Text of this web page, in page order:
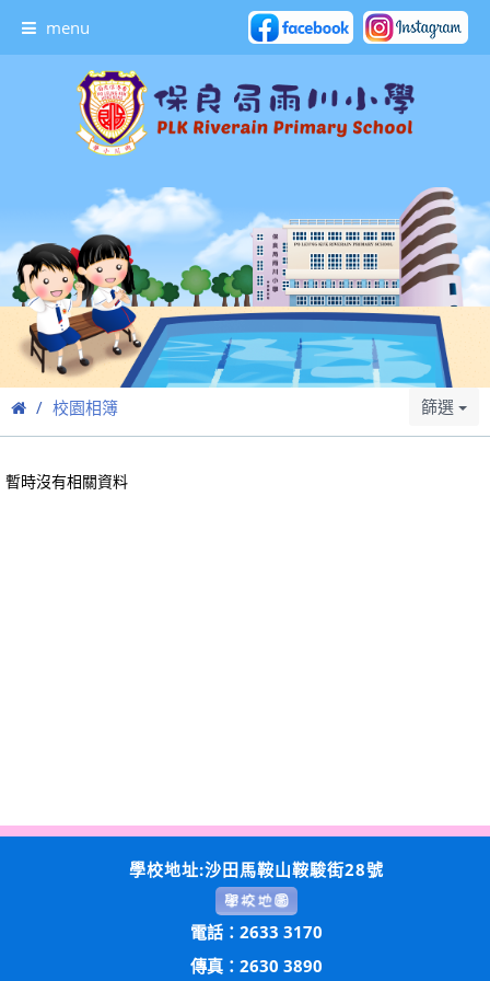
menu
校園相簿 篩選
暫時沒有相關資料
學校地址:沙田馬鞍山鞍駿街28號
電話：2633 3170
傳真：2630 3890